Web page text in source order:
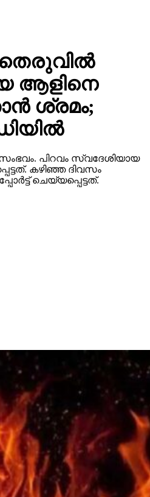
തെരുവില്‍
ആളിനെ
ശ്രമം;
പിറവം സ്വദേശിയായ
കഴിഞ്ഞ ദിവസം
ചെയ്യപ്പെട്ടത്.